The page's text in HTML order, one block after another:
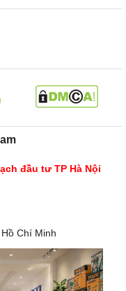
đầu tư TP Hà Nội
Chí Minh